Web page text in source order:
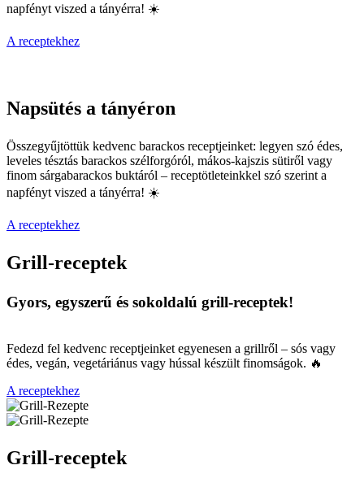
napfényt viszed a tányérra! ☀️
A receptekhez
Napsütés a tányéron
Összegyűjtöttük kedvenc barackos receptjeinket: legyen szó édes,
leveles tésztás barackos szélforgóról, mákos-kajszis sütiről vagy
finom sárgabarackos buktáról – receptötleteinkkel szó szerint a
napfényt viszed a tányérra! ☀️
A receptekhez
Grill-receptek
Gyors, egyszerű és sokoldalú grill-receptek!
Fedezd fel kedvenc receptjeinket egyenesen a grillről – sós vagy
édes, vegán, vegetáriánus vagy hússal készült finomságok. 🔥
A receptekhez
Grill-receptek